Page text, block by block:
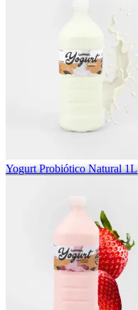
Yogurt Probiótico Natural 1L